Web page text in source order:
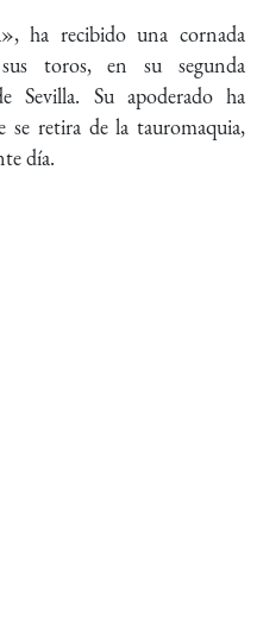
ha recibido una cornada
toros, en su segunda
Sevilla. Su apoderado ha
se retira de la tauromaquia,
día.